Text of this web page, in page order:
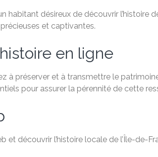
habitant désireux de découvrir l’histoire
et captivantes.
en ligne
préserver et à transmettre le
pour assurer la pérennité de cette
et découvrir l’histoire locale de l’Île-de-